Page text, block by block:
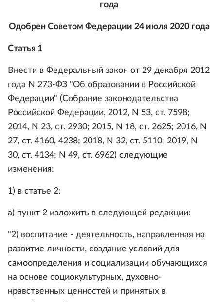
года
Одобрен Советом Федерации 24 июля 2020 года
Статья 1
Внести в Федеральный закон от 29 декабря 2012
года N 273-ФЗ "Об образовании в Российской
Федерации" (Собрание законодательства
Российской Федерации, 2012, N 53, ст. 7598;
2014, N 23, ст. 2930; 2015, N 18, ст. 2625; 2016, N
27, ст. 4160, 4238; 2018, N 32, ст. 5110; 2019, N
30, ст. 4134; N 49, ст. 6962) следующие
изменения:
1) в статье 2:
а) пункт 2 изложить в следующей редакции:
"2) воспитание - деятельность, направленная на
развитие личности, создание условий для
самоопределения и социализации обучающихся
на основе социокультурных, духовно-
нравственных ценностей и принятых в